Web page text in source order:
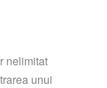
nelimitat
unui